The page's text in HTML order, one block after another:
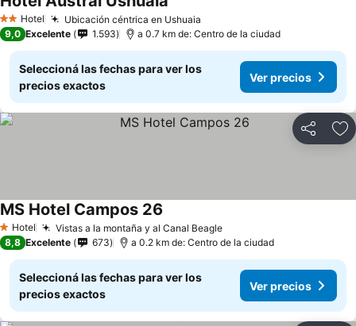
2 Estrellas
Hotel Ubicación céntrica en Ushuaia
9,0 Excelente 1.593 a 0.7 km de: Centro de la ciudad
Seleccioná las fechas para ver los
precios exactos
Ver precios
Compartir
1 Estrellas
Hotel Vistas a la montaña y al Canal Beagle
MS Hotel Campos 26
8,8 Excelente 673 a 0.2 km de: Centro de la ciudad
Seleccioná las fechas para ver los
precios exactos
Ver precios